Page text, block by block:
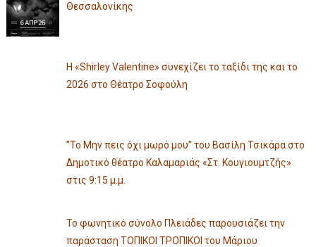
Θεσσαλονίκης
Η «Shirley Valentine» συνεχίζει το ταξίδι της και το
2026 στο Θέατρο Σοφούλη
”Το Μην πεις όχι μωρό μου” του Βασίλη Τσικάρα στο
Δημοτικό θέατρο Καλαμαριάς «Στ. Κουγιουμτζής»
στις 9:15 μ.μ.
Το φωνητικό σύνολο Πλειάδες παρουσιάζει την
παράσταση ΤΟΠΙΚΟΙ ΤΡΟΠΙΚΟΙ του Μάριου